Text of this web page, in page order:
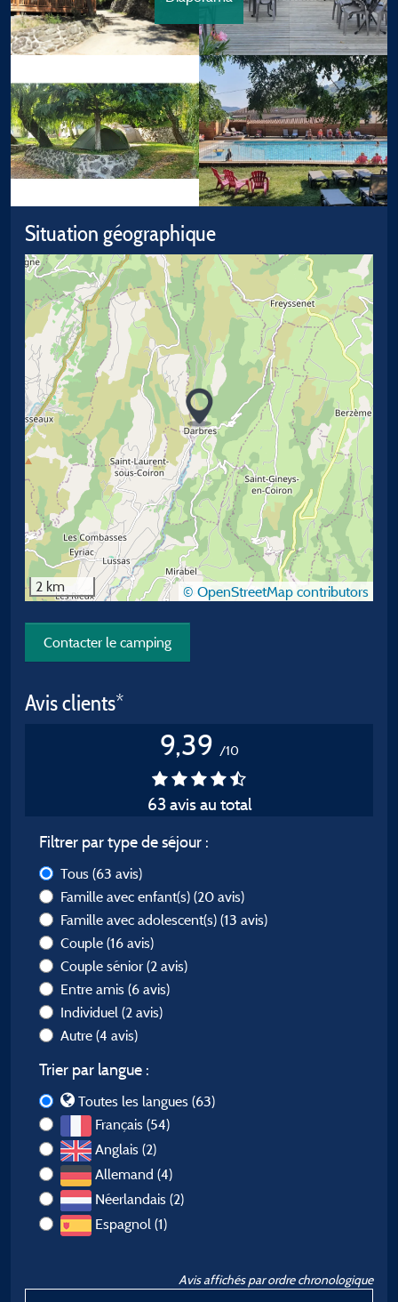
Situation géographique
2 km © OpenStreetMap contributors
Contacter le camping
Avis clients*
9,39 /10
63 avis au total
Filtrer par type de séjour :
Tous (63 avis)
Famille avec enfant(s) (20 avis)
Famille avec adolescent(s) (13 avis)
Couple (16 avis)
Couple sénior (2 avis)
Entre amis (6 avis)
Individuel (2 avis)
Autre (4 avis)
Trier par langue :
Toutes les langues (63)
Français (54)
Anglais (2)
Allemand (4)
Néerlandais (2)
Espagnol (1)
Avis affichés par ordre chronologique